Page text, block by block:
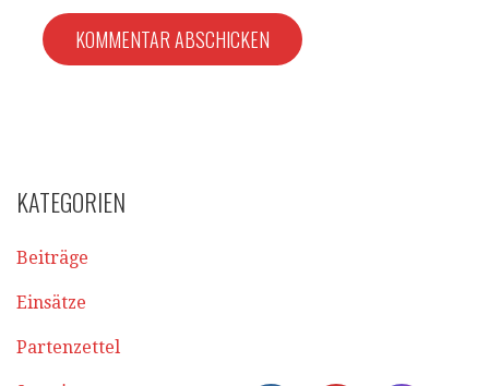
KATEGORIEN
Beiträge
Einsätze
Partenzettel